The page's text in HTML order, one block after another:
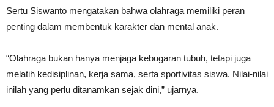
Sertu Siswanto mengatakan bahwa olahraga memiliki peran
penting dalam membentuk karakter dan mental anak.
“Olahraga bukan hanya menjaga kebugaran tubuh, tetapi juga
melatih kedisiplinan, kerja sama, serta sportivitas siswa. Nilai-nilai
inilah yang perlu ditanamkan sejak dini,” ujarnya.